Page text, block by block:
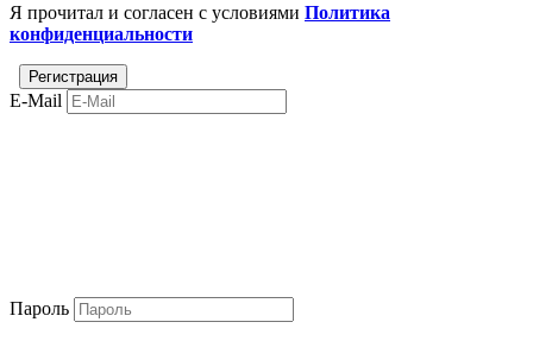
Я прочитал и согласен с условиями Политика
конфиденциальности
E-Mail
Пароль